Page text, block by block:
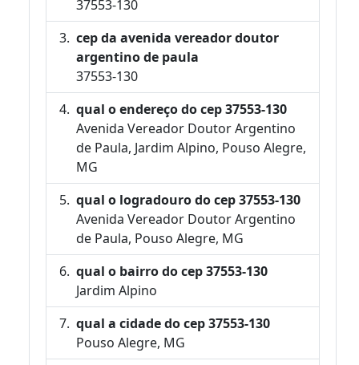
37553-130
cep da avenida vereador doutor
argentino de paula
37553-130
qual o endereço do cep 37553-130
Avenida Vereador Doutor Argentino
de Paula, Jardim Alpino, Pouso Alegre,
MG
qual o logradouro do cep 37553-130
Avenida Vereador Doutor Argentino
de Paula, Pouso Alegre, MG
qual o bairro do cep 37553-130
Jardim Alpino
qual a cidade do cep 37553-130
Pouso Alegre, MG